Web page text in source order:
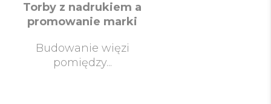
Torby z nadrukiem a
promowanie marki
Budowanie więzi
pomiędzy...